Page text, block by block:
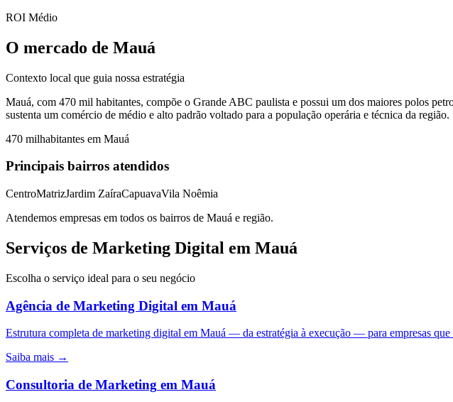
ROI Médio
O mercado de Mauá
Contexto local que guia nossa estratégia
Mauá, com 470 mil habitantes, compõe o Grande ABC paulista e possui um dos maiores polos
sustenta um comércio de médio e alto padrão voltado para a população operária e técnica da região.
470 milhabitantes em Mauá
Principais bairros atendidos
CentroMatrizJardim ZaíraCapuavaVila Noêmia
Atendemos empresas em todos os bairros de Mauá e região.
Serviços de Marketing Digital em Mauá
Escolha o serviço ideal para o seu negócio
Agência de Marketing Digital em Mauá
Estrutura completa de marketing digital em Mauá — da estratégia à execução — para empresas
Saiba mais →
Consultoria de Marketing em Mauá